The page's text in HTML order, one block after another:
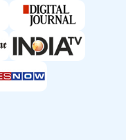
reasons